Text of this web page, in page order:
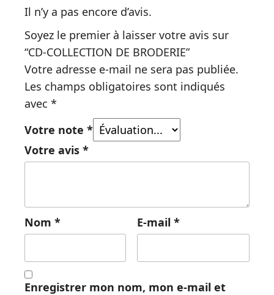
Il n’y a pas encore d’avis.
Soyez le premier à laisser votre avis sur
“CD-COLLECTION DE BRODERIE”
Votre adresse e-mail ne sera pas publiée.
Les champs obligatoires sont indiqués
avec *
Votre note *
Votre avis *
Nom * E-mail *
Enregistrer mon nom, mon e-mail et